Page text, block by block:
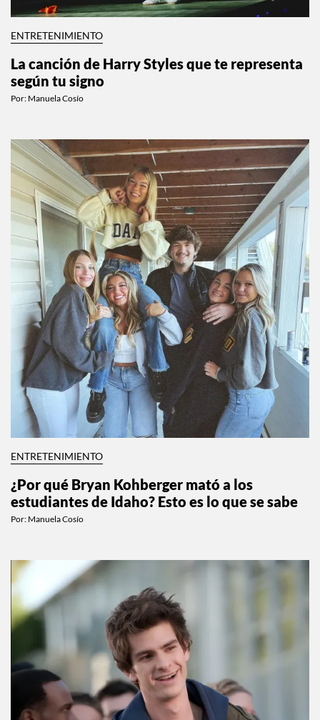
ENTRETENIMIENTO
La canción de Harry Styles que te representa
según tu signo
Por: Manuela Cosío
ENTRETENIMIENTO
¿Por qué Bryan Kohberger mató a los
estudiantes de Idaho? Esto es lo que se sabe
Por: Manuela Cosío